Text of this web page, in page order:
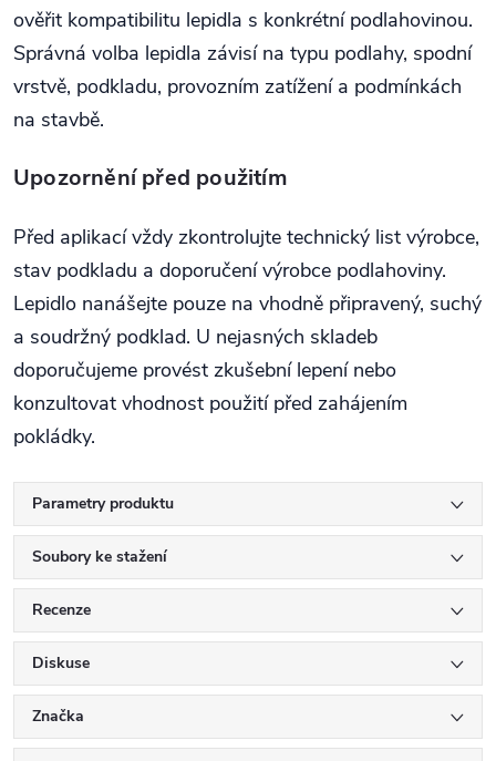
ověřit kompatibilitu lepidla s konkrétní podlahovinou.
Správná volba lepidla závisí na typu podlahy, spodní
vrstvě, podkladu, provozním zatížení a podmínkách
na stavbě.
Upozornění před použitím
Před aplikací vždy zkontrolujte technický list výrobce,
stav podkladu a doporučení výrobce podlahoviny.
Lepidlo nanášejte pouze na vhodně připravený, suchý
a soudržný podklad. U nejasných skladeb
doporučujeme provést zkušební lepení nebo
konzultovat vhodnost použití před zahájením
pokládky.
Parametry produktu
Soubory ke stažení
Recenze
Diskuse
Značka